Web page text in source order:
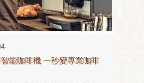
能咖啡機 一秒變專業咖啡